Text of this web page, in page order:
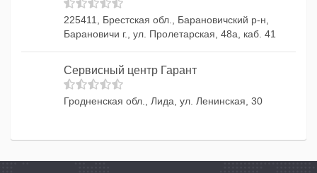
225411, Брестская обл., Барановичский р-н,
Барановичи г., ул. Пролетарская, 48а, каб. 41
Сервисный центр Гарант
Гродненская обл., Лида, ул. Ленинская, 30